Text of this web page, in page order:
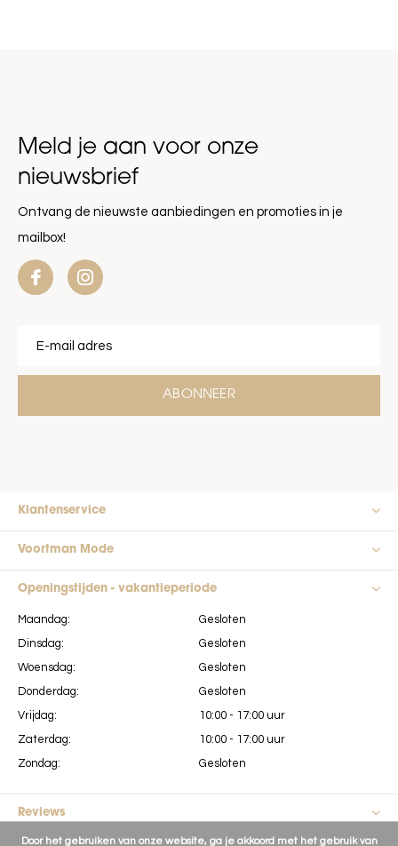
Meld je aan voor onze
nieuwsbrief
Ontvang de nieuwste aanbiedingen en promoties in je
mailbox!
ABONNEER
Klantenservice
Voortman Mode
Openingstijden - vakantieperiode
Maandag:
Dinsdag:
Woensdag:
Donderdag:
Vrijdag:
Zaterdag:
Zondag:
Gesloten
Gesloten
Gesloten
Gesloten
10:00 - 17:00 uur
10:00 - 17:00 uur
Gesloten
Reviews
Door het gebruiken van onze website, ga je akkoord met het gebruik van